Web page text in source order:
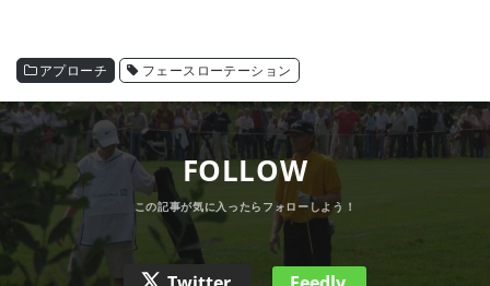
アプローチ フェースローテーション
FOLLOW